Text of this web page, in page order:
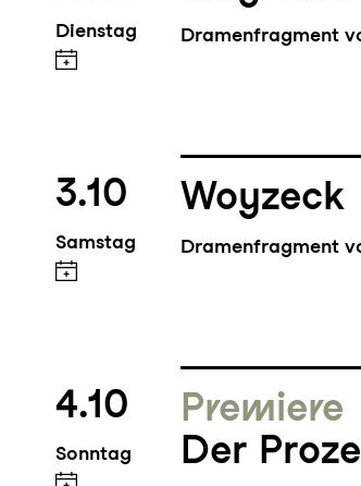
Dienstag Dramenfragment
3.10
Samstag
Woyzeck
Dramenfragment
4.10
Sonntag
Premiere
Der